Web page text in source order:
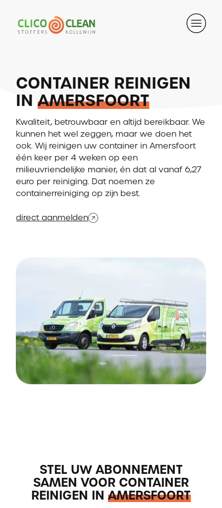
CONTAINER REINIGEN
INAMERSFOORT
Kwaliteit, betrouwbaar en altijd bereikbaar. We
kunnen het wel zeggen, maar we doen het
ook. Wij reinigen uw container in Amersfoort
één keer per 4 weken op een
milieuvriendelijke manier, én dat al vanaf 6,27
euro per reiniging. Dat noemen ze
containerreiniging op zijn best.
direct aanmelden
STEL UW ABONNEMENT
SAMEN VOOR CONTAINER
REINIGEN IN AMERSFOORT